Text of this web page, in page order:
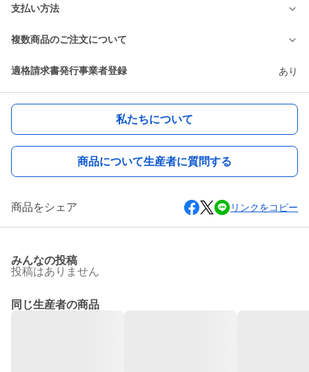
支払い方法
複数商品のご注文について
適格請求書発行事業者登録 あり
私たちについて
商品について生産者に質問する
商品をシェア リンクをコピー
みんなの投稿
投稿はありません
同じ生産者の商品